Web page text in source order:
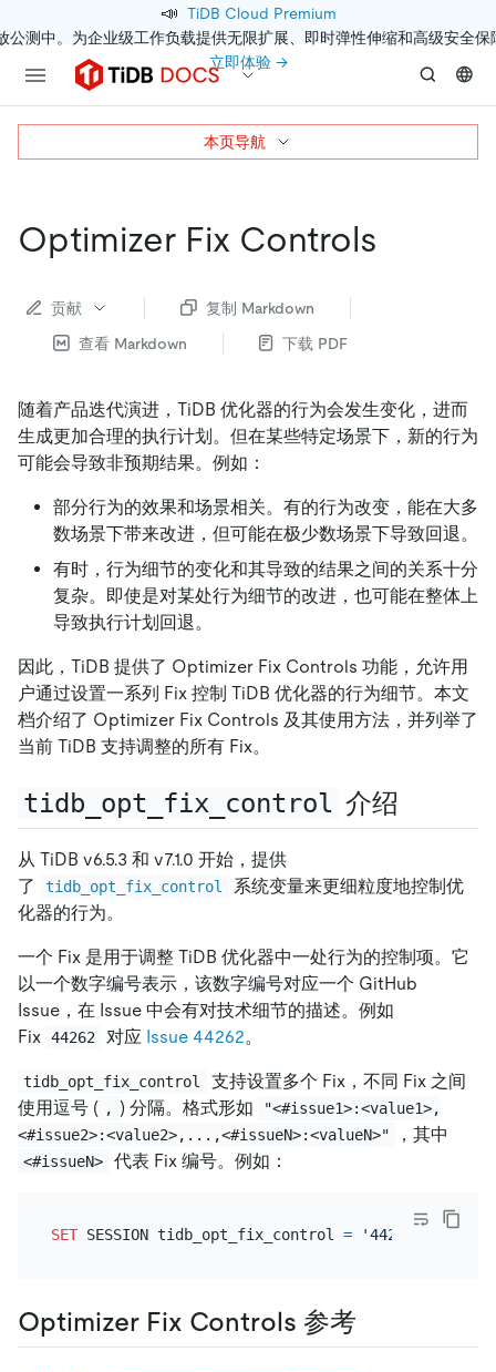
📣 TiDB Cloud Premium
公测中。为企业级工作负载提供无限扩展、即时弹性伸缩和高级安全保
立即体验 →
Optimizer Fix Controls
贡献
复制 Markdown
查看 Markdown
下载 PDF
随着产品迭代演进，TiDB 优化器的行为会发生变化，进而
生成更加合理的执行计划。但在某些特定场景下，新的行为
可能会导致非预期结果。例如：
部分行为的效果和场景相关。有的行为改变，能在大多
数场景下带来改进，但可能在极少数场景下导致回退。
有时，行为细节的变化和其导致的结果之间的关系十分
复杂。即使是对某处行为细节的改进，也可能在整体上
导致执行计划回退。
因此，TiDB 提供了 Optimizer Fix Controls 功能，允许用
户通过设置一系列 Fix 控制 TiDB 优化器的行为细节。本文
档介绍了 Optimizer Fix Controls 及其使用方法，并列举了
当前 TiDB 支持调整的所有 Fix。
tidb_opt_fix_control 介绍
从 TiDB v6.5.3 和 v7.1.0 开始，提供
了
tidb_opt_fix_control
系统变量来更细粒度地控制优
化器的行为。
一个 Fix 是用于调整 TiDB 优化器中一处行为的控制项。它
以一个数字编号表示，该数字编号对应一个 GitHub
Issue，在 Issue 中会有对技术细节的描述。例如
Fix
44262 对应 Issue 44262。
tidb_opt_fix_control
支持设置多个 Fix，不同 Fix 之间
使用逗号 ( , ) 分隔。格式形如
"<#issue1>:<value1>,
<#issue2>:<value2>,...,<#issueN>:<valueN>"
，其中
<#issueN> 代表 Fix 编号。例如：
SET SESSION tidb_opt_fix_control =
Optimizer Fix Controls 参考
本页导航